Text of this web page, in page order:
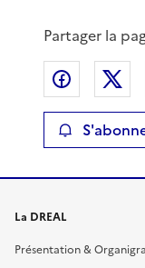
Partager la
La DREAL
Présentation &